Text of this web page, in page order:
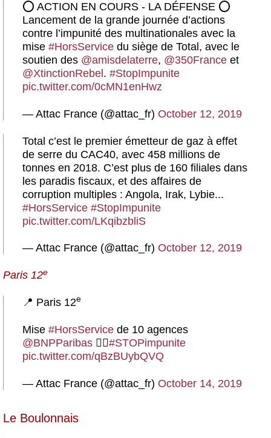
⭕️ ACTION EN COURS - LA DÉFENSE ⭕️
Lancement de la grande journée d’actions
contre l’impunité des multinationales avec la
mise #HorsService du siège de Total, avec le
soutien des @amisdelaterre, @350France et
@XtinctionRebel . #StopImpunite
pic.twitter.com/0cMN1enHwz
— Attac France (@attac_fr) October 12, 2019
Total c’est le premier émetteur de gaz à effet
de serre du CAC40, avec 458 millions de
tonnes en 2018. C’est plus de 160 filiales dans
les paradis fiscaux, et des affaires de
corruption multiples : Angola, Irak, Lybie...
#HorsService #StopImpunite
pic.twitter.com/LKqibzbliS
— Attac France (@attac_fr) October 12, 2019
Paris 12e
📍 Paris 12e
Mise #HorsService de 10 agences
@BNPParibas ✊🏽#STOPimpunite
pic.twitter.com/qBzBUybQVQ
— Attac France (@attac_fr) October 14, 2019
Le Boulonnais